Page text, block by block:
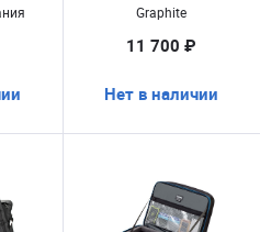
Graphite
11 700 ₽
Нет в наличии